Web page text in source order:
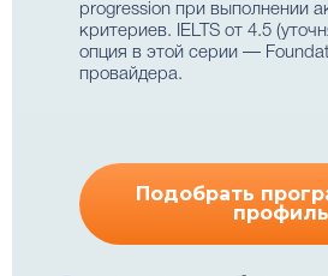
progression при выполнении
критериев. IELTS от 4.5
опция в этой серии —
провайдера.
Подобрать